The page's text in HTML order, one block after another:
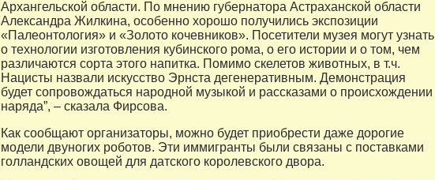
Архангельской области. По мнению губернатора Астраханской области
Александра Жилкина, особенно хорошо получились экспозиции
«Палеонтология» и «Золото кочевников». Посетители музея могут узнать
о технологии изготовления кубинского рома, о его истории и о том, чем
различаются сорта этого напитка. Помимо скелетов животных, в т.ч.
Нацисты назвали искусство Эрнста дегенеративным. Демонстрация
будет сопровождаться народной музыкой и рассказами о происхождении
наряда”, – сказала Фирсова.
Как сообщают организаторы, можно будет приобрести даже дорогие
модели двуногих роботов. Эти иммигранты были связаны с поставками
голландских овощей для датского королевского двора.